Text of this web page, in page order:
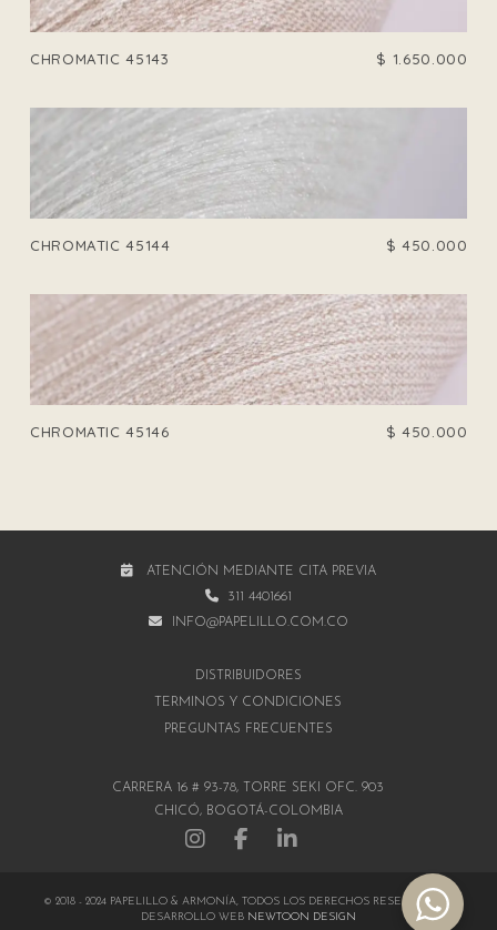
CHROMATIC 45143 $ 1.650.000
CHROMATIC 45144 $ 450.000
CHROMATIC 45146 $ 450.000
ATENCIÓN MEDIANTE CITA PREVIA
311 4401661
INFO@PAPELILLO.COM.CO
DISTRIBUIDORES
TÉRMINOS Y CONDICIONES
PREGUNTAS FRECUENTES
CARRERA 16 # 93-78, TORRE SEKI OFC. 903
CHICÓ, BOGOTÁ-COLOMBIA
© 2018 - 2024 PAPELILLO & ARMONÍA, TODOS LOS DERECHOS RESERVADOS |
DESARROLLO WEB NEWTOON DESIGN